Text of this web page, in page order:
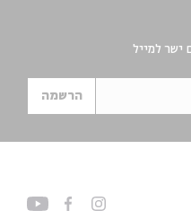
ישר למייל
הרשמה